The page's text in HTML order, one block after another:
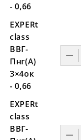
- 0,66
EXPERt
class
ВВГ-
Пнг(А)
3×4ок
- 0,66
EXPERt
class
ВВГ-